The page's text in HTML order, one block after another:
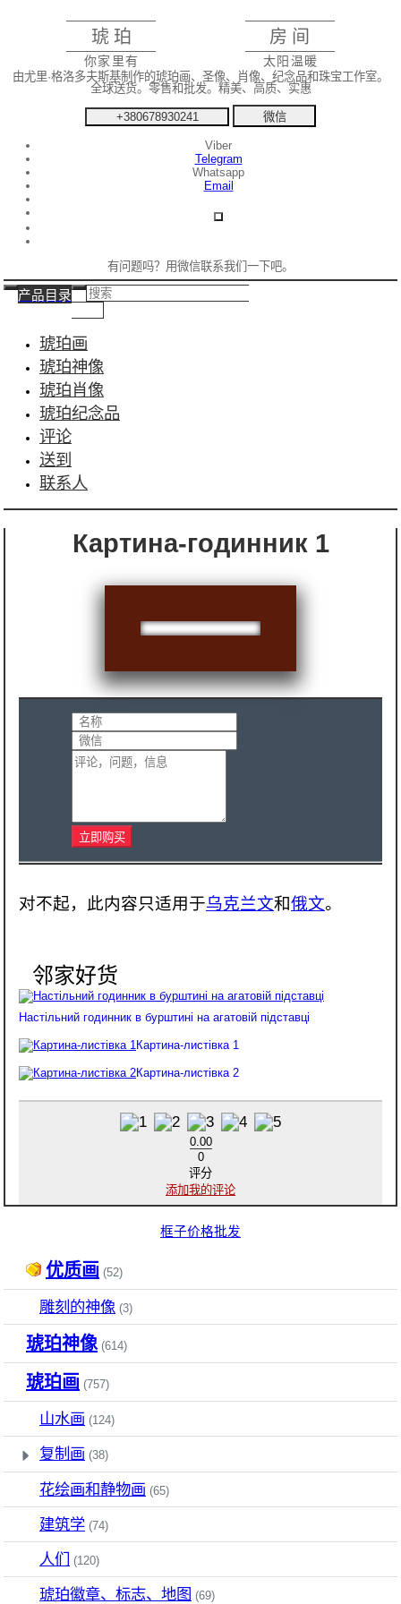
琥珀 房间
你家里有 太阳温暖
由尤里·格洛多夫斯基制作的琥珀画、圣像、肖像、纪念品和珠宝工作室。
全球送货。零售和批发。精美、高质、实惠
+380678930241 微信
Viber
Telegram
Whatsapp
Email
有问题吗？用微信联系我们一下吧。
产品目录
琥珀画
琥珀神像
琥珀肖像
琥珀纪念品
评论
送到
联系人
Картина-годинник 1
对不起，此内容只适用于乌克兰文和俄文。
Настільний годинник в бурштині на агатовій підставці
Картина-листівка 1
Картина-листівка 2
0.00
0
评分
添加我的评论
优质画 (52)
雕刻的神像 (3)
琥珀神像(614)
琥珀画 (757)
山水画 (124)
复制画 (38)
花绘画和静物画 (65)
建筑学 (74)
人们 (120)
琥珀徽章、标志、地图 (69)